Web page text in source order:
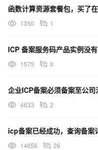
函数计算资源套餐包，买了
1350 1
ICP 备案服务码产品实例没
1575 0
企业ICP备案必须备案至公司
4633 2
14656 26